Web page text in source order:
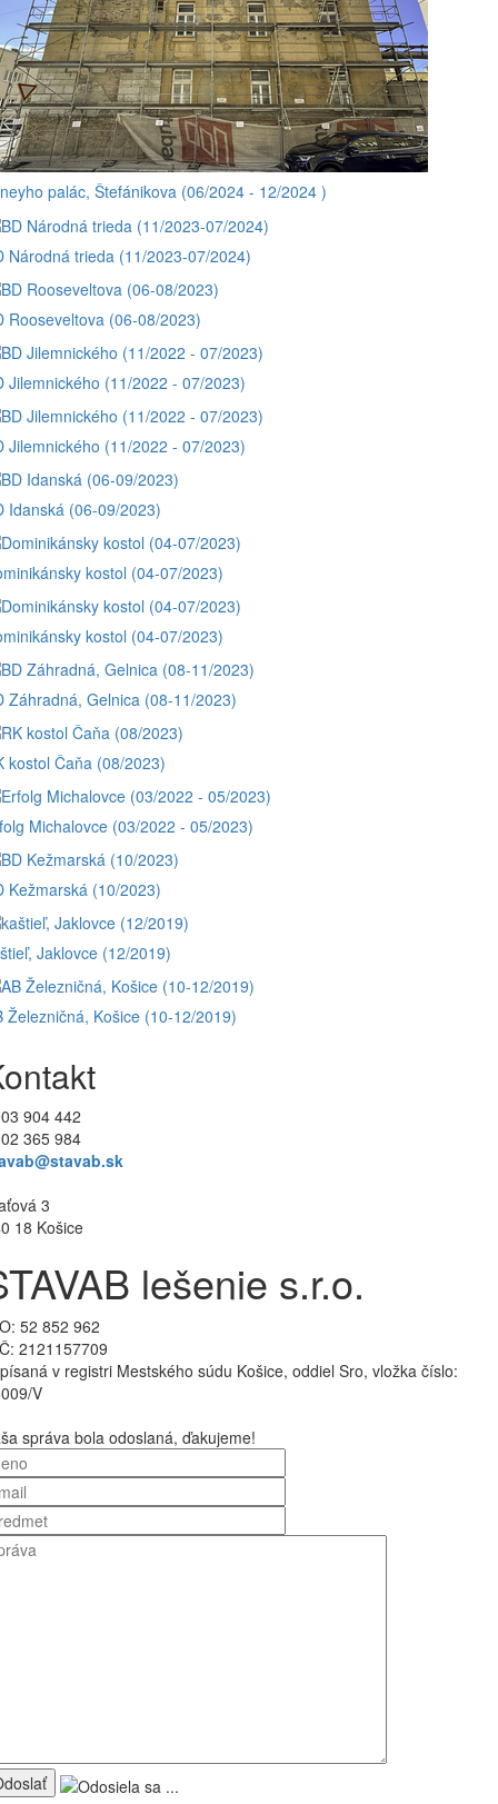
palác, Štefánikova (06/2024 - 12/2024 )
Národná trieda (11/2023-07/2024)
Rooseveltova (06-08/2023)
Jilemnického (11/2022 - 07/2023)
Jilemnického (11/2022 - 07/2023)
Idanská (06-09/2023)
kostol (04-07/2023)
kostol (04-07/2023)
Záhradná, Gelnica (08-11/2023)
kostol Čaňa (08/2023)
Michalovce (03/2022 - 05/2023)
Kežmarská (10/2023)
Jaklovce (12/2019)
Železničná, Košice (10-12/2019)
904 442
365 984
3
18 Košice
lešenie s.r.o.
52 852 962
2121157709
v registri Mestského súdu Košice, oddiel Sro, vložka číslo:
V
STAVAB
+
−
správa bola odoslaná, ďakujeme!